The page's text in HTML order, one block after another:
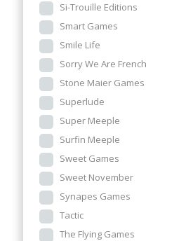
Si-Trouille Editions
Smart Games
Smile Life
Sorry We Are French
Stone Maier Games
Superlude
Super Meeple
Surfin Meeple
Sweet Games
Sweet November
Synapes Games
Tactic
The Flying Games